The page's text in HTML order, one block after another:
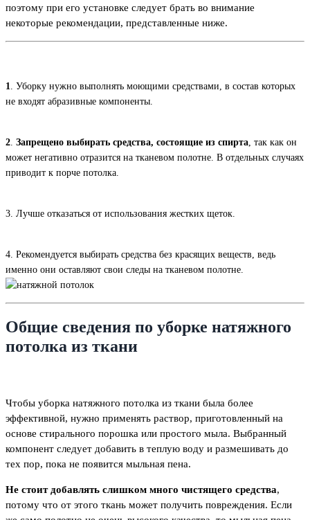
поэтому при его установке следует брать во внимание
некоторые рекомендации, представленные ниже.
1
. Уборку нужно выполнять моющими средствами, в состав которых
не входят абразивные компоненты.
2 Запрещено выбирать средства, состоящие из спирта , так как он
может негативно отразится на тканевом полотне. В отдельных случаях
приводит к порче потолка.
3. Лучше отказаться от использования жестких щеток.
4. Рекомендуется выбирать средства без красящих веществ, ведь
именно они оставляют свои следы на тканевом полотне.
Общие сведения по уборке натяжного
потолка из ткани
Чтобы уборка натяжного потолка из ткани была более
эффективной, нужно применять раствор, приготовленный на
основе стирального порошка или простого мыла. Выбранный
компонент следует добавить в теплую воду и размешивать до
тех пор, пока не появится мыльная пена.
Не стоит добавлять слишком много чистящего средства,
потому что от этого ткань может получить повреждения. Если